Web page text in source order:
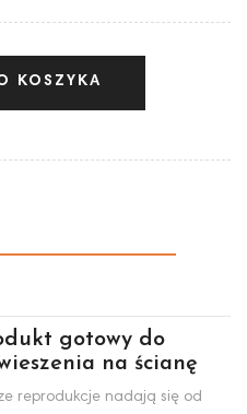
KOSZYKA
gotowy do
na ścianę
reprodukcje nadają się od